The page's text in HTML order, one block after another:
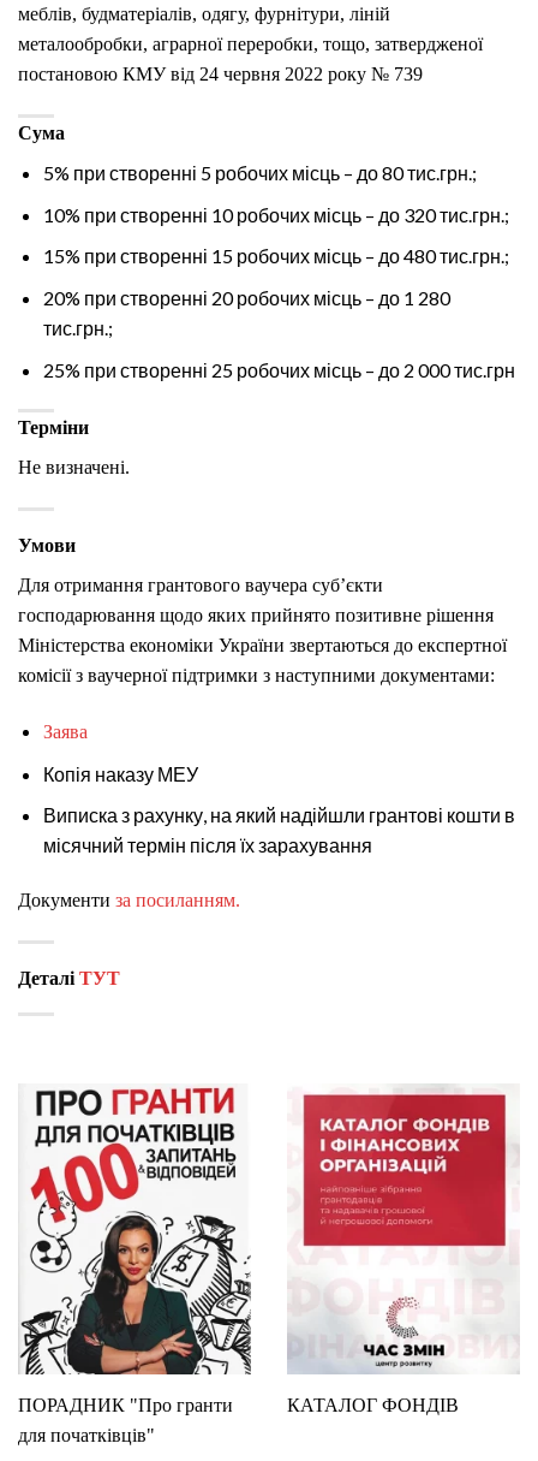
меблів, будматеріалів, одягу, фурнітури, ліній
металообробки, аграрної переробки, тощо, затвердженої
постановою КМУ від 24 червня 2022 року № 739
Сума
5% при створенні 5 робочих місць – до 80 тис.грн.;
10% при створенні 10 робочих місць – до 320 тис.грн.;
15% при створенні 15 робочих місць – до 480 тис.грн.;
20% при створенні 20 робочих місць – до 1 280
тис.грн.;
25% при створенні 25 робочих місць – до 2 000 тис.грн
Терміни
Не визначені.
Умови
Для отримання грантового ваучера суб’єкти
господарювання щодо яких прийнято позитивне рішення
Міністерства економіки України звертаються до експертної
комісії з ваучерної підтримки з наступними документами:
Заява
Копія наказу МЕУ
Виписка з рахунку, на який надійшли грантові кошти в
місячний термін після їх зарахування
Документи за посиланням.
Деталі ТУТ
ПОРАДНИК "Про гранти
для початківців"
КАТАЛОГ ФОНДІВ